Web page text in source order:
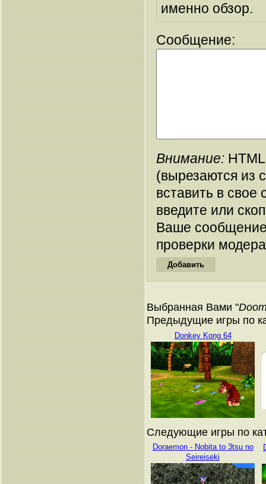
именно обзор.
Сообщение:
Внимание:
(вырезаются из
вставить в
введите или
Ваше
проверки
Выбранная Вами "
Предыдущие игры по
Donkey Kong 64
Следующие игры по
Doraemon - Nobita to 3tsu no
Seireiseki